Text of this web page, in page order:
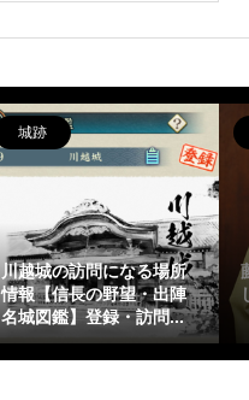
城跡
川越城の訪問になる場所
情報【信長の野望・出陣
名城図鑑】登録・訪問...